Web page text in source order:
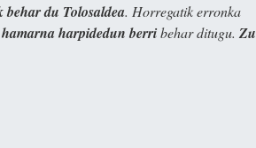
du Tolosaldea. Horregatik erronka
harpidedun berribehar ditugu. Zu